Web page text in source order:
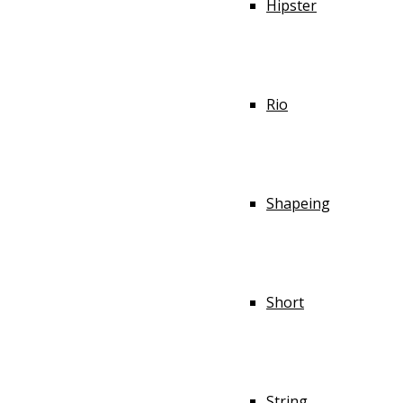
Hipster
Rio
Shapeing
Short